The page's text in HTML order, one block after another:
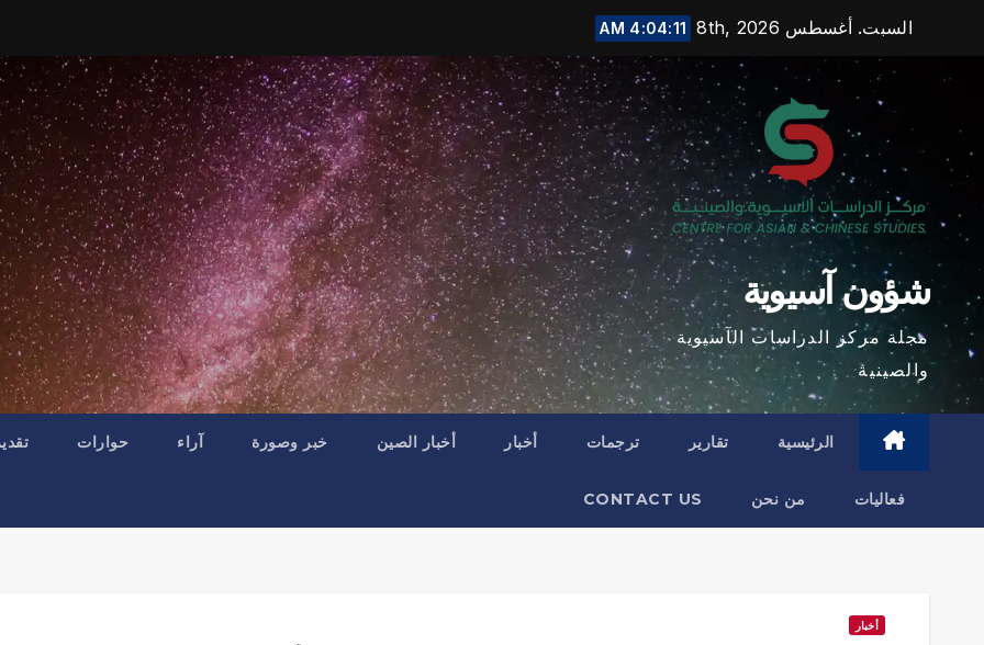
content
السبت. أغسطس 8th, 2026 4:04:12 AM
شؤون آسيوية
مجلة مركز الدراسات الآسيوية
والصينية
الرئيسية تقارير ترجمات أخبار أخبار الصين خبر وصورة آراء حوارات
فعاليات من نحن CONTACT US
أخبار